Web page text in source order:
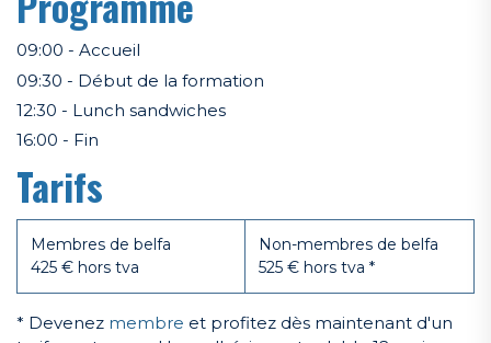
09:00 - Accueil
09:30 - Début de la formation
12:30 - Lunch sandwiches
16:00 - Fin
Tarifs
Membres de belfa
425 € hors tva
Non-membres de belfa
525 € hors tva *
* Devenez membre et profitez dès maintenant d'un